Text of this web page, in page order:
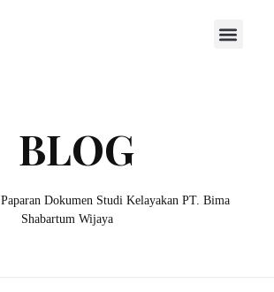
Paparan Dokumen Studi Kelayakan PT. Bima
Shabartum Wijaya